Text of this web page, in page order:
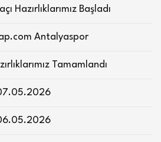
Hazırlıklarımız Başladı
Antalyaspor
Tamamlandı